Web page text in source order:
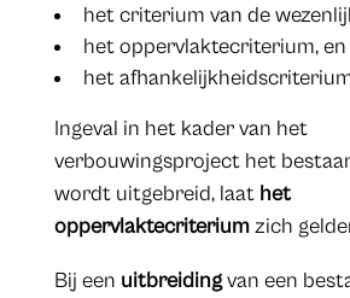
het criterium van de
het oppervlaktecriterium, en
het
Ingeval in het kader van het
verbouwingsproject het
wordt uitgebreid, laat het
oppervlaktecriteriumzich
Bij een uitbreidingvan een